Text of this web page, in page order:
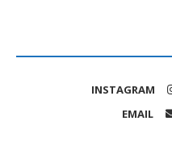
INSTAGRAM
EMAIL